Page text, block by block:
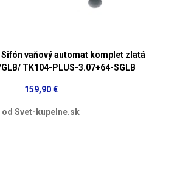
Sifón vaňový automat komplet zlatá
TK104-PLUS-3.07+64-SGLB
159,90 €
od Svet-kupelne.sk